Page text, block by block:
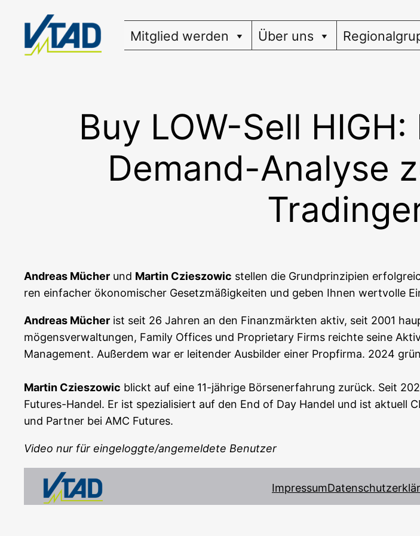
springen
Mitglied werden Über uns
Buy LOW-Sell
Demand-Analyse
Andre­as Mücher und Mar­tin Czi­es­zowic stel­len die Grund­prin­zi­pi­en
ren ein­fa­cher öko­no­mi­scher Gesetz­mä­ßig­kei­ten und geben Ihnen wert­vol­le
Andre­as Mücher ist seit 26 Jah­ren an den Finanz­märk­ten aktiv, seit 2001
mö­gens­ver­wal­tun­gen, Fami­ly Offices und Pro­prie­ta­ry Firms reich­te sei­ne
Manage­ment. Außer­dem war er lei­ten­der Aus­bil­der einer Prop­fir­ma. 2024
Mar­tin Czi­es­zowic blickt auf eine 11-jäh­ri­ge Bör­sen­er­fah­rung zurück. Seit
Futures-Han­del. Er ist spe­zia­li­siert auf den End of Day Han­del und ist aktu­ell
und Part­ner bei AMC Futures.
Video nur für eingeloggte/angemeldete Benutzer
Impressum